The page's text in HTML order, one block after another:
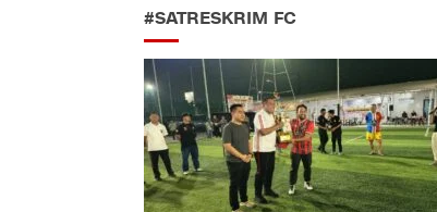
#SATRESKRIM FC